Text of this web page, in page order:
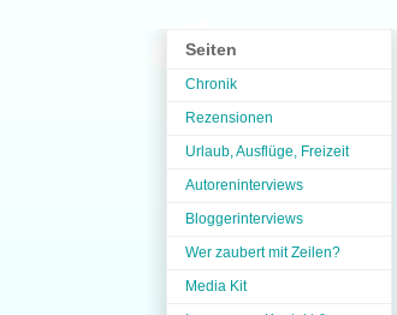
Seiten
Chronik
Rezensionen
Urlaub, Ausflüge, Freizeit
Autoreninterviews
Bloggerinterviews
Wer zaubert mit Zeilen?
Media Kit